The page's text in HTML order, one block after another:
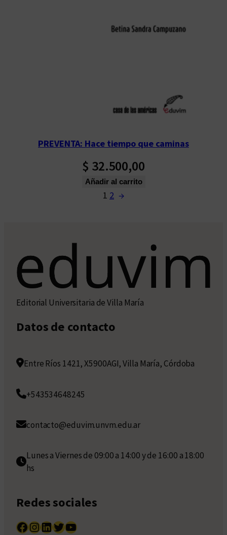
PREVENTA: Hace tiempo que caminas
$ 32.500,00
Añadir al carrito
1 2 →
Editorial Universitaria de Villa María
Datos de contacto
Entre Ríos 1421, X5900AGI, Villa María, Córdoba
+543534648245
contacto@eduvim.unvm.edu.ar
Lunes a Viernes de 09:00 a 14:00 y de 16:00 a 18:00
hs
Redes sociales
Facebook InstagramLinkedIn Twitter YouTube